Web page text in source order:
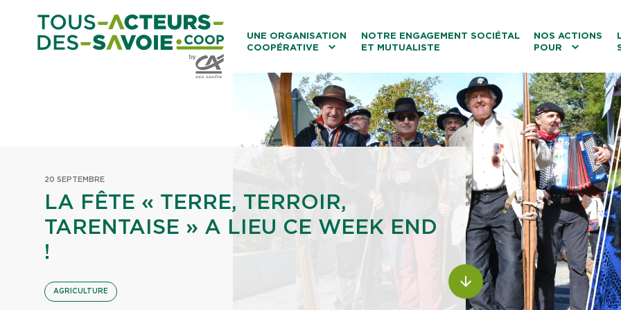
UNE ORGANISATION
COOPÉRATIVE
Caisses Locales
NOTRE ENGAGEMENT SOCIÉTAL
ET MUTUALISTE
NOS ACTIONS
POUR
Le tourisme
Les transitions
La biodiversité
Les associations
20 SEPTEMBRE
LA FÊTE « TERRE, TERROIR,
TARENTAISE » A LIEU CE WEEK END
!
AGRICULTURE